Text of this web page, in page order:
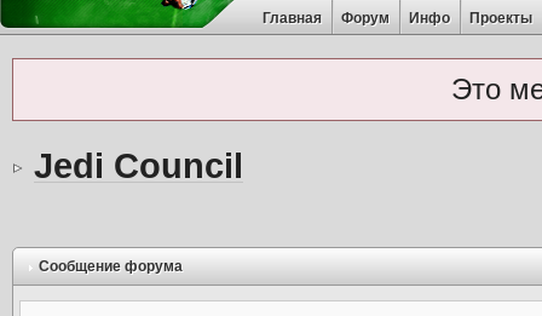
Главная Форум Инфо Проекты
Это
Jedi Council
Сообщение форума